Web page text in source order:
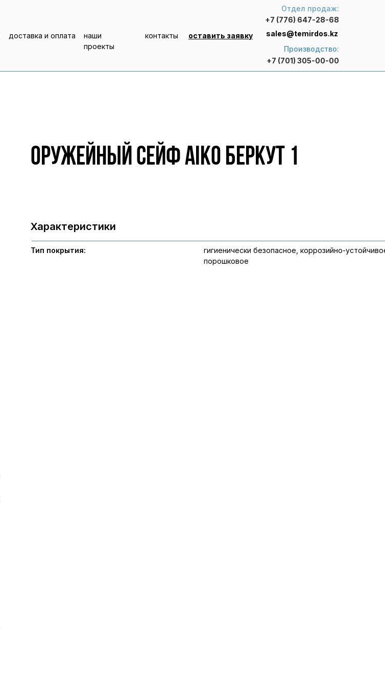
контакты оставить заявку
наши
проекты
доставка и оплата
Отдел продаж:
+7 (776) 647-28-68
Производство:
+7 (701) 305-00-00
sales@temirdos.kz
Оружейный сейф AIKO БЕРКУТ 1
Характеристики
гигиенически безопасное, коррозийно-
порошковое
Тип покрытия: